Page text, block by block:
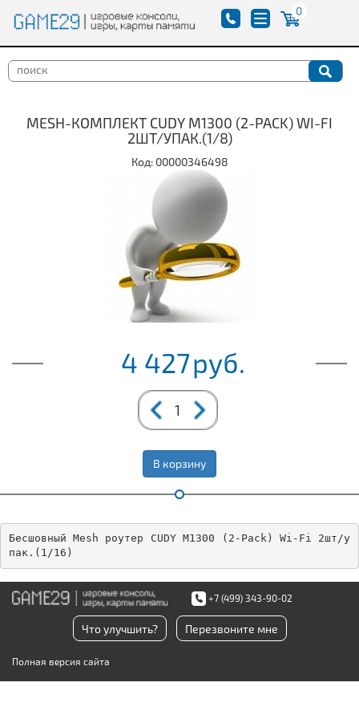
0
MESH-КОМПЛЕКТ CUDY M1300 (2-PACK) WI-FI
2ШТ/УПАК.(1/8)
Код: 00000346498
4 427руб.
В корзину
Бесшовный Mesh роутер CUDY M1300 (2-Pack) Wi-Fi 2шт/у
пак.(1/16)
+7 (499) 343-90-02
Что улучшить? Перезвоните мне
Полная версия сайта